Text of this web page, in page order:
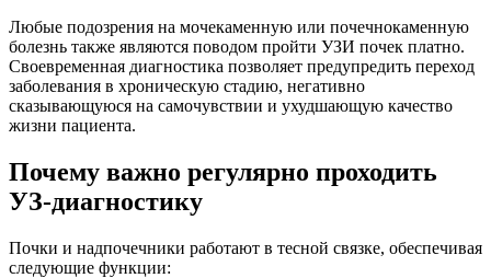
Любые подозрения на мочекаменную или почечнокаменную
болезнь также являются поводом пройти УЗИ почек платно.
Своевременная диагностика позволяет предупредить переход
заболевания в хроническую стадию, негативно
сказывающуюся на самочувствии и ухудшающую качество
жизни пациента.
Почему важно регулярно проходить
УЗ-диагностику
Почки и надпочечники работают в тесной связке, обеспечивая
следующие функции: